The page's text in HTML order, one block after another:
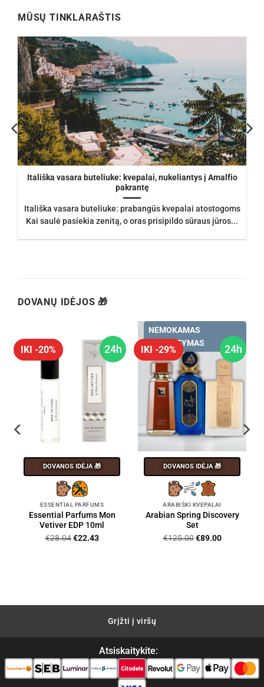
MŪSŲ TINKLARAŠTIS
Itališka vasara buteliuke: kvepalai, nukeliantys į Amalfio
pakrantę
Itališka vasara buteliuke: prabangūs kvepalai atostogoms
Kai saulė pasiekia zenitą, o oras prisipildo sūraus jūros...
DOVANŲ IDĖJOS 🎁
24h
IKI -20%
DOVANOS IDĖJA 🎁
ESSENTIAL PARFUMS
Essential Parfums Mon
Vetiver EDP 10ml
€28.04 Original
€22.43Current
24h
IKI -29%
NEMOKAMAS
PRISTATYMAS
DOVANOS IDĖJA 🎁
ARABIŠKI KVEPALAI
Arabian Spring Discovery
Set
€125.00 Original
€89.00Current
Grįžti į viršų
Atsiskaitykite: